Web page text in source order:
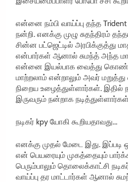
என்னை நம்பி வாய்ப்பு தந்த Trident
நன்றி. எனக்கு முழு சுதந்திரம்
சின்ன பட்ஜெட்டில் அரபிக்குத்து
என்பார்கள் ஆனால் சுமந்த் அந்த
என்னை இயல்பாக வைத்து
மாற்றலாம் என்றாலும் அவர் மறுத்து
நிறைய உழைத்துள்ளார்கள். இதில்
இருவரும் நன்றாக
நடிகர் kpy யோகி கூறியதாவது…
எனக்கு முதல் மேடை இது. இப்படி
என் பெயரையும் முகத்தையும்
பெரும்பாலும் தொலைக்காட்சி
வாய்ப்பு தர மாட்டார்கள் ஆனால்